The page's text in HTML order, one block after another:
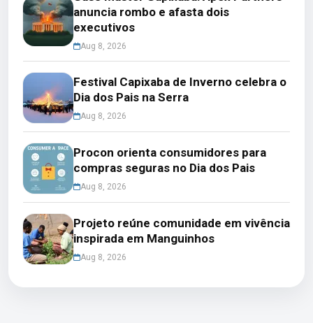
anuncia rombo e afasta dois
executivos
Aug 8, 2026
Festival Capixaba de Inverno celebra o
Dia dos Pais na Serra
Aug 8, 2026
Procon orienta consumidores para
compras seguras no Dia dos Pais
Aug 8, 2026
Projeto reúne comunidade em vivência
inspirada em Manguinhos
Aug 8, 2026